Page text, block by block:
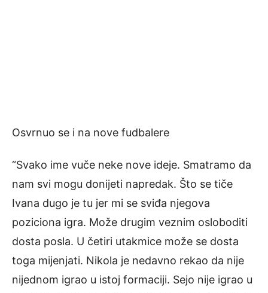
Osvrnuo se i na nove fudbalere
“Svako ime vuče neke nove ideje. Smatramo da
nam svi mogu donijeti napredak. Što se tiče
Ivana dugo je tu jer mi se sviđa njegova
poziciona igra. Može drugim veznim osloboditi
dosta posla. U četiri utakmice može se dosta
toga mijenjati. Nikola je nedavno rekao da nije
nijednom igrao u istoj formaciji. Sejo nije igrao u